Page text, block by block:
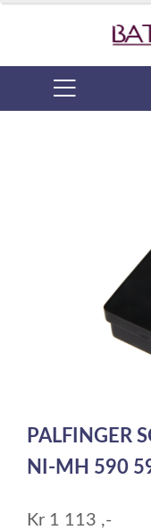
of
1
PALFINGER
NI-MH 590
Kr 1 113 ,-